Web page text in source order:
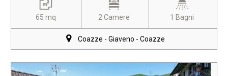
65 mq 2 Camere 1 Bagni
Coazze - Giaveno - Coazze